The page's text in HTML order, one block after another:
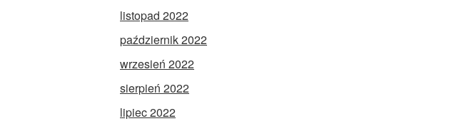
listopad 2022
październik 2022
wrzesień 2022
sierpień 2022
lipiec 2022